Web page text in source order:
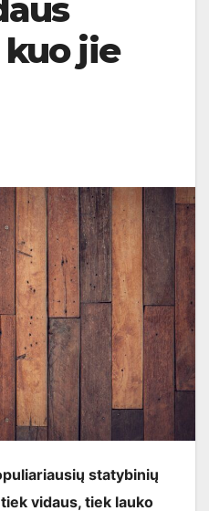
kuo jie
statybinių
vidaus, tiek lauko